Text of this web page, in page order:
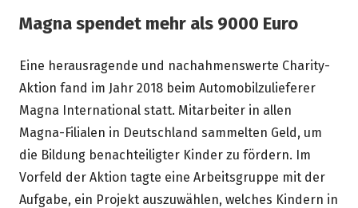
Magna spendet mehr als 9000 Euro
Eine herausragende und nachahmenswerte Charity-
Aktion fand im Jahr 2018 beim Automobilzulieferer
Magna International statt. Mitarbeiter in allen
Magna-Filialen in Deutschland sammelten Geld, um
die Bildung benachteiligter Kinder zu fördern. Im
Vorfeld der Aktion tagte eine Arbeitsgruppe mit der
Aufgabe, ein Projekt auszuwählen, welches Kindern in